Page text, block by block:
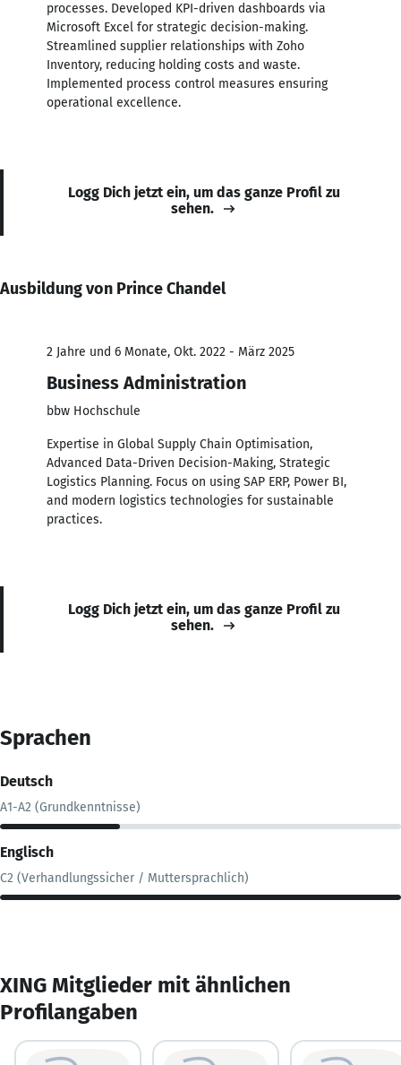
processes. Developed KPI-driven dashboards via
Microsoft Excel for strategic decision-making.
Streamlined supplier relationships with Zoho
Inventory, reducing holding costs and waste.
Implemented process control measures ensuring
operational excellence.
Logg Dich jetzt ein, um das ganze Profil zu
sehen.
Ausbildung von Prince Chandel
2 Jahre und 6 Monate, Okt. 2022 - März 2025
Business Administration
bbw Hochschule
Expertise in Global Supply Chain Optimisation,
Advanced Data-Driven Decision-Making, Strategic
Logistics Planning. Focus on using SAP ERP, Power BI,
and modern logistics technologies for sustainable
practices.
Logg Dich jetzt ein, um das ganze Profil zu
sehen.
Sprachen
Deutsch
A1-A2 (Grundkenntnisse)
Englisch
C2 (Verhandlungssicher / Muttersprachlich)
XING Mitglieder mit ähnlichen
Profilangaben